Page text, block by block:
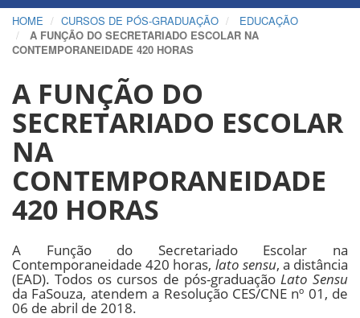
HOME CURSOS DE PÓS-GRADUAÇÃO
EDUCAÇÃO
A FUNÇÃO DO SECRETARIADO ESCOLAR NA
CONTEMPORANEIDADE 420 HORAS
A FUNÇÃO DO
SECRETARIADO ESCOLAR
NA
CONTEMPORANEIDADE
420 HORAS
A Função do Secretariado Escolar na
Contemporaneidade 420 horas, lato sensu, a distância
(EAD). Todos os cursos de pós-graduação Lato Sensu
da FaSouza, atendem a Resolução CES/CNE nº 01, de
06 de abril de 2018.